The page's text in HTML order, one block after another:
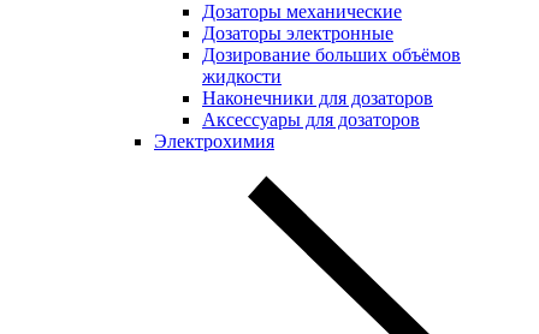
Дозаторы механические
Дозаторы электронные
Дозирование больших объёмов
жидкости
Наконечники для дозаторов
Аксессуары для дозаторов
Электрохимия